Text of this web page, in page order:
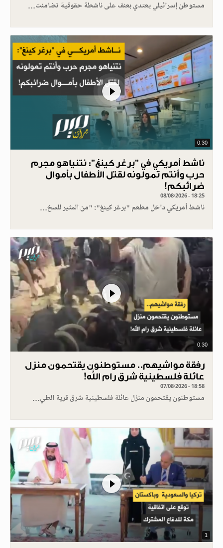
مستوطن إسرائيلي يعتدي بعنف على ناشطة حقوقية تضامنت…
0.30
ناشط أمريكي في "برغر كينغ": نتنياهو مجرم
حرب وأنتم تمولونه لقتل الأطفال بأموال
ضرائبكم!
08/08/2026 - 18:25
ناشط أمريكي داخل مطعم "برغر كينغ": "من المثير للسخ…
0.30
رفقة مواشيهم.. مستوطنون يقتحمون منزل
عائلة فلسطينية شرق رام الله!
07/08/2026 - 18:58
مستوطنون يقتحمون منزل عائلة فلسطينية شرق قرية الطي…
1